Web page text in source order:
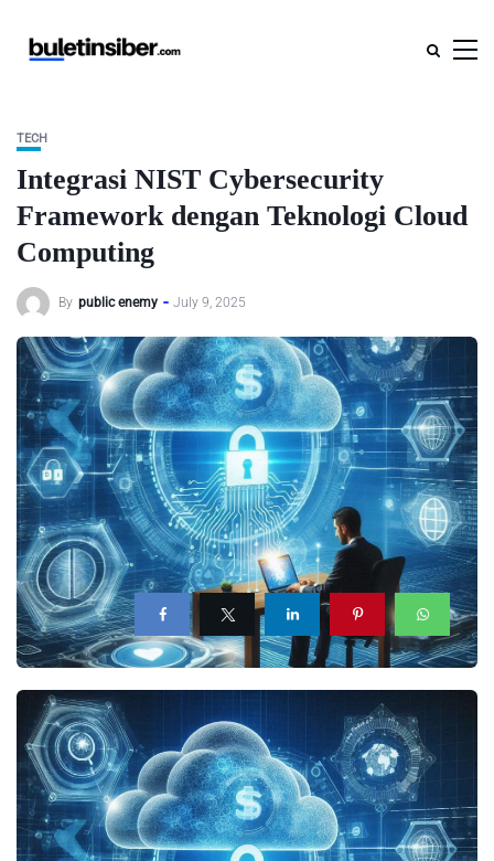
TECH
Integrasi NIST Cybersecurity
Framework dengan Teknologi Cloud
Computing
By public enemy July 9, 2025